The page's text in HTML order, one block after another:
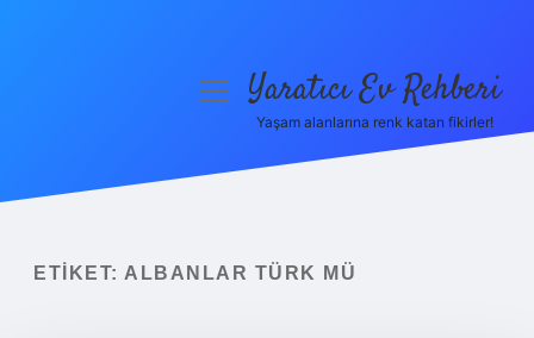
Yasal Uyarı
menüyüYaratıcı Ev Rehberi
Yaşam alanlarına renk katan fikirler!
ETIKET: ALBANLAR TÜRK MÜ